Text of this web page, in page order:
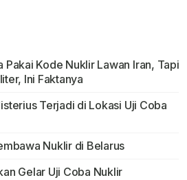
Pakai Kode Nuklir Lawan Iran, Tapi
Ini Faktanya
Terjadi di Lokasi Uji Coba
Nuklir di Belarus
Gelar Uji Coba Nuklir